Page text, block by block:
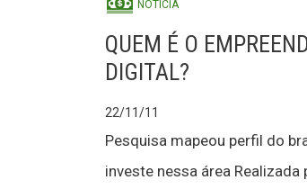
NOTÍCIA
QUEM É O
DIGITAL?
22/11/11
Pesquisa mapeou perfil do
investe nessa área Realizada